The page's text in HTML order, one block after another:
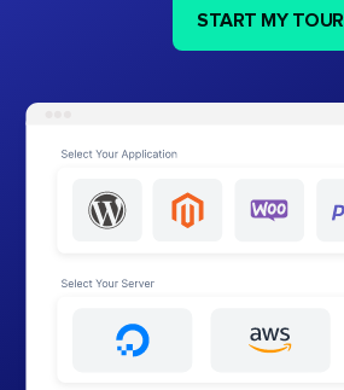
START MY TOUR